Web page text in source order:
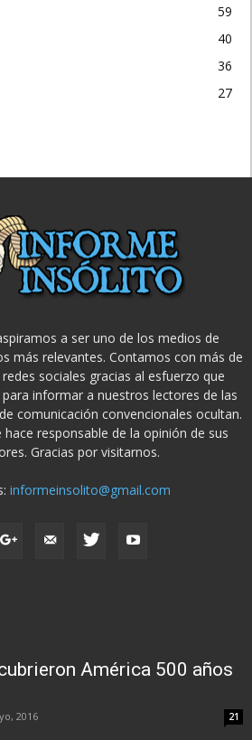
59
40
36
27
a ser uno de los medios de
más relevantes. Contamos con más de
sociales gracias al esfuerzo que
informar a nuestros lectores de las
comunicación convencionales ocultan.
responsable de la opinión de sus
Gracias por visitarnos.
informeinsolito@gmail.com
América 500 años
2016 21